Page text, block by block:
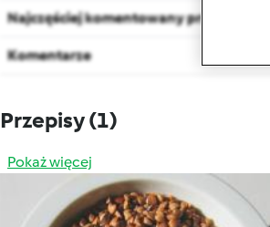
Najczęściej komentowany przepis
Komentarze
Przepisy(1)
Pokaż więcej